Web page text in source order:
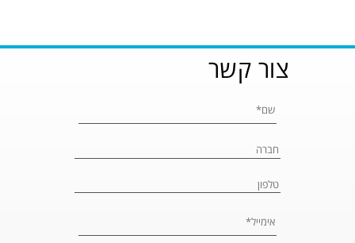
צור קשר